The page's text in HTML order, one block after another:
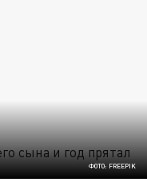
ФОТО: FREEPIK